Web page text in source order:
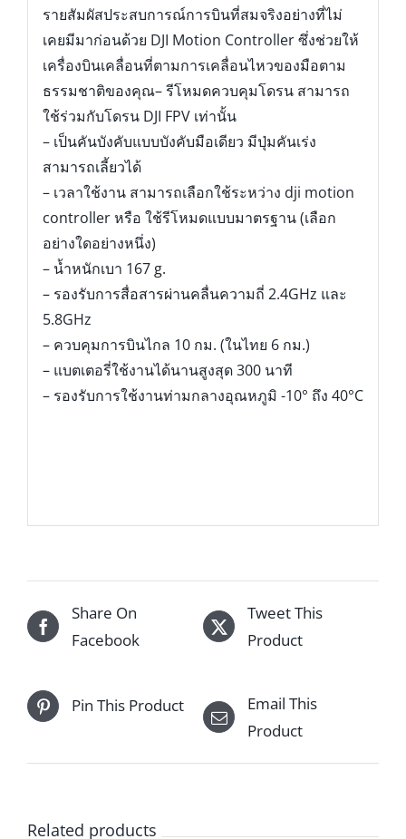
รายสัมผัสประสบการณ์การบินที่สมจริงอย่างที่ไม่
เคยมีมาก่อนด้วย DJI Motion Controller ซึ่งช่วยให้
เครื่องบินเคลื่อนที่ตามการเคลื่อนไหวของมือตาม
ธรรมชาติของคุณ– รีโหมดควบคุมโดรน สามารถ
ใช้ร่วมกับโดรน DJI FPV เท่านั้น
– เป็นคันบังคับแบบบังคับมือเดียว มีปุ่มคันเร่ง
สามารถเลี้ยวได้
– เวลาใช้งาน สามารถเลือกใช้ระหว่าง dji motion
controller หรือ ใช้รีโหมดแบบมาตรฐาน (เลือก
อย่างใดอย่างหนึ่ง)
– น้ำหนักเบา 167 g.
– รองรับการสื่อสารผ่านคลื่นความถี่ 2.4GHz และ
5.8GHz
– ควบคุมการบินไกล 10 กม. (ในไทย 6 กม.)
– แบตเตอรี่ใช้งานได้นานสูงสุด 300 นาที
– รองรับการใช้งานท่ามกลางอุณหภูมิ -10° ถึง 40°C
Share On
Facebook
Tweet This
Product
Pin This Product
Email This
Product
Related products